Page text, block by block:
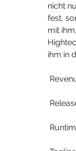
nicht
fest,
mit
ihm in